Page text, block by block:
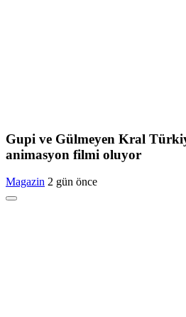
Gupi ve Gülmeyen Kral
animasyon filmi oluyor
Magazin 2 gün önce